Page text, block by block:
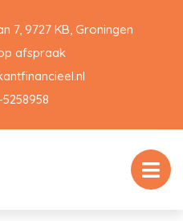
7, 9727 KB, Groningen
afspraak